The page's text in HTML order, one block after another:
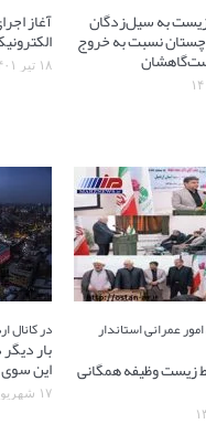
به سیل‌زدگان
نسبت به خروج
آغاز
۱۸ تیر ۱۴۰۱
عمرانی استاندار
زیست وظیفه همگانی
در کانال
بار
این
۱۷ شهریور ۱۳۹۸